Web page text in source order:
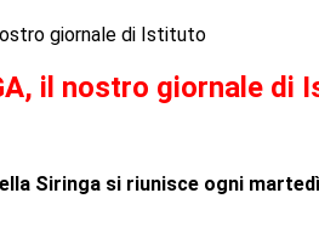
giornale di Istituto
il nostro giornale di
Siringa si riunisce ogni